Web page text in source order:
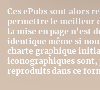
Ces ePubs sont alors
permettre le meilleur
la mise en page n'est
identique même si
charte graphique
iconographiques
reproduits dans ce